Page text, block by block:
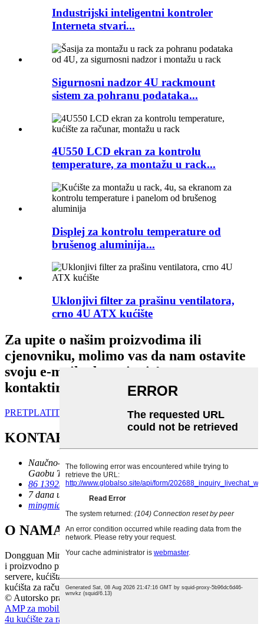
Industrijski inteligentni kontroler
Interneta stvari...
Sigurnosni nadzor 4U rackmount
sistem za pohranu podataka...
4U550 LCD ekran za kontrolu
temperature, za montažu u rack...
Displej za kontrolu temperature od
brušenog aluminija...
Uklonjivi filter za prašinu ventilatora,
crno 4U ATX kućište
Za upite o našim proizvodima ili
cjenovniku, molimo vas da nam ostavite
svoju e-mail adresu i mi ćemo vas
kontaktirati u roku od 24 sata.
PRETPLATITE SE
KONTAKT
Naučno-tehnološki park Dongbaiwang, Chuangxin Road,
Gaobu Town, Dongguan City, Guangdong Province, Kina
86 13925714718
7 dana u sedmici od 10:00 do 18:00
mingmiao1688@gmail.com
O NAMA
Dongguan Mingmiao Technology Co., Ltd. je istraživačko-razvojno
i proizvodno preduzeće koje se već 17 godina fokusira na kućišta za
servere, kućišta za računare za montažu u rack, mini ITX kućišta,
kućišta za računare za montažu na zid i NAS kućišta.
© Autorsko pravo - 2010-2025: Sva prava pridržana.
AMP za mobilne uređaje
4u kućište za računarski rack